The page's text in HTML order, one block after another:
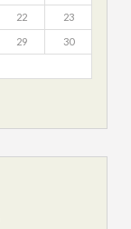
22 23
29 30